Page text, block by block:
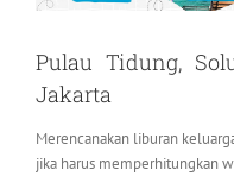
Pulau Tidung,
Jakarta
Merencanakan liburan
jika harus memperhitungkan